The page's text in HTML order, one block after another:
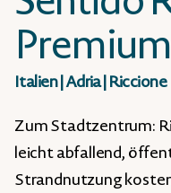
Italien|Adria|Riccione
Zum Stadtzentrum:
leicht abfallend,
Strandnutzung